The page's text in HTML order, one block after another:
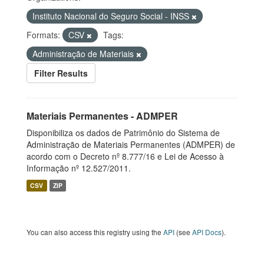
Instituto Nacional do Seguro Social - INSS
Formats:
CSV
Tags:
Administração de Materiais
Filter Results
Materiais Permanentes - ADMPER
Disponibiliza os dados de Patrimônio do Sistema de
Administração de Materiais Permanentes (ADMPER) de
acordo com o Decreto nº 8.777/16 e Lei de Acesso à
Informação nº 12.527/2011.
CSV ZIP
You can also access this registry using the API (see API Docs).